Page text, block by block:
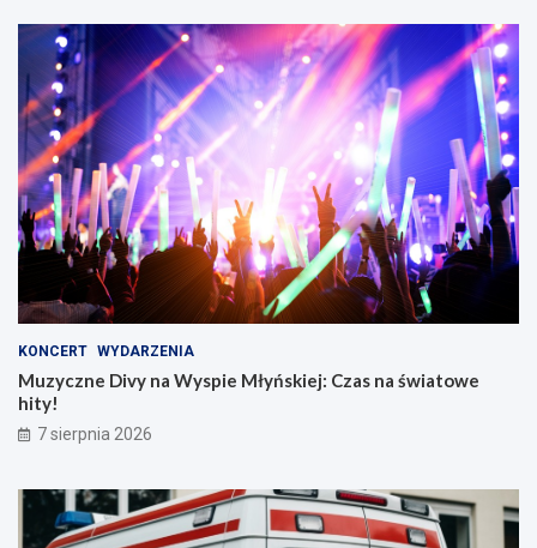
KONCERT WYDARZENIA
Muzyczne Divy na Wyspie Młyńskiej: Czas na światowe
hity!
7 sierpnia 2026